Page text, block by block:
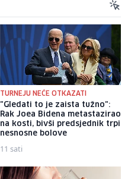
TURNEJU NEĆE OTKAZATI
"Gledati to je zaista tužno":
Rak Joea Bidena metastazirao
na kosti, bivši predsjednik trpi
nesnosne bolove
11 sati